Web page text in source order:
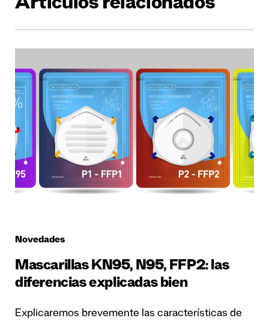
Artículos relacionados
Novedades
Mascarillas KN95, N95, FFP2: las
diferencias explicadas bien
Explicaremos brevemente las características de